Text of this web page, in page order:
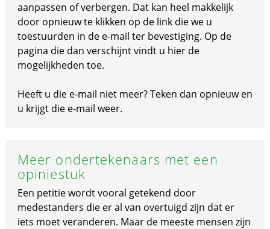
aanpassen of verbergen. Dat kan heel makkelijk
door opnieuw te klikken op de link die we u
toestuurden in de e-mail ter bevestiging. Op de
pagina die dan verschijnt vindt u hier de
mogelijkheden toe.
Heeft u die e-mail niet meer? Teken dan opnieuw en
u krijgt die e-mail weer.
Meer ondertekenaars met een
opiniestuk
Een petitie wordt vooral getekend door
medestanders die er al van overtuigd zijn dat er
iets moet veranderen. Maar de meeste mensen zijn